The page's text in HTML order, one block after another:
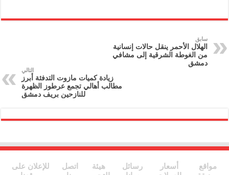
c
e
b
o
itt
e
gr
a
ai
nt
سابق
الهلال الأحمر ينقل حالات إنسانية
من الغوطة الشرقية إلى مشافي
دمشق
التالي
زيادة كميات مازوت التدفئة أبرز
مطالب أهالي تجمع عرطوز الظهرة
للنازحين بريف دمشق
مواقع
أسعار
رسائل
هيئة
اتصل
للإعلان على